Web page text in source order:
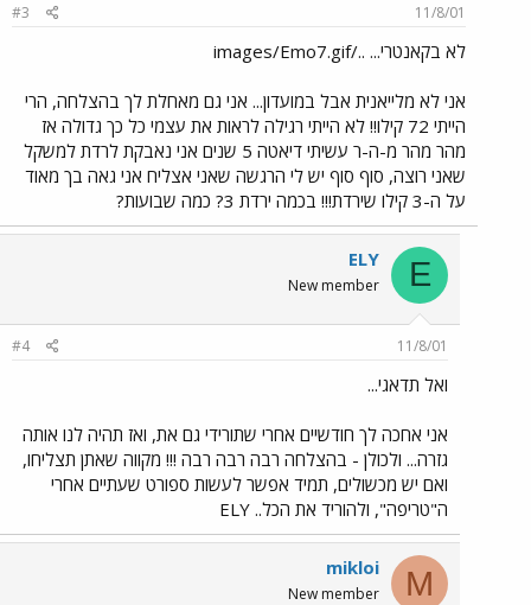
11/8/01
#3
לא בקאנטרי... ../images/Emo7.gif
אני לא מלייאנית אבל במועדון... אני גם מאחלת לך בהצלחה, הרי
הייתי 72 קילו!! לא הייתי רגילה לראות את עצמי כל כך גדולה אז
מהר מהר מ-ה-ר עשיתי דיאטה 5 שנים אני נאבקת לרדת למשקל
שאני רוצה, סוף סוף יש לי הרגשה שאני אצליח אני גאה בך מאוד
על ה-3 קילו שירדת!!! בכמה ירדת 3? כמה שבועות?
E
ELY
New member
11/8/01
#4
ואל תדאגי...
אני אחכה לך חודשיים אחרי שתורידי גם את, ואז תהיה לנו אותה
גזרה... ולכולן - בהצלחה רבה רבה רבה !!! מקווה שאתן תצליחו,
ואם יש מכשולים, תמיד אפשר לעשות ספורט שעתיים אחרי
ה"טריפה", ולהוריד את הכל.. ELY
M
mikloi
New member